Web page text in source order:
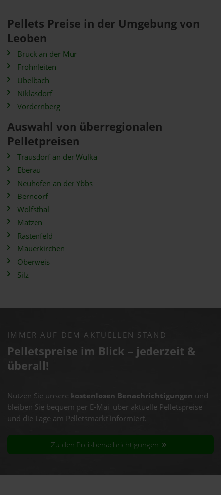
Pellets Preise in der Umgebung von
Leoben
Bruck an der Mur
Frohnleiten
Übelbach
Niklasdorf
Vordernberg
Auswahl von überregionalen
Pelletpreisen
Trausdorf an der Wulka
Eberau
Neuhofen an der Ybbs
Berndorf
Wolfsthal
Matzen
Rastenfeld
Mauerkirchen
Oberweis
Silz
IMMER AUF DEM AKTUELLEN STAND
Pelletspreise im Blick – jederzeit &
überall!
Nutzen Sie unsere kostenlosen Benachrichtigungen und
bleiben Sie bequem per E-Mail über aktuelle Pelletspreise
und die Lage am Pelletsmarkt informiert.
Zu den Preisbenachrichtigungen